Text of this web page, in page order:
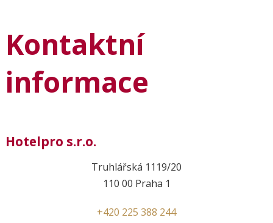
Kontaktní
informace
Hotelpro s.r.o.
Truhlářská 1119/20
110 00 Praha 1
+420 225 388 244